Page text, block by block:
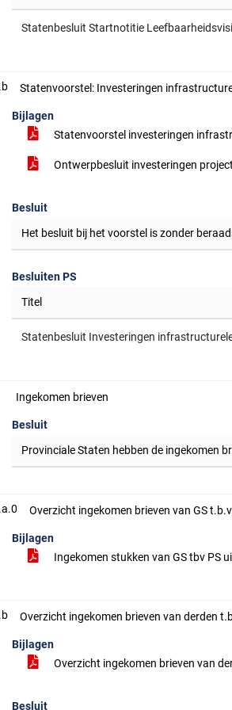
Statenbesluit Startnotitie
Statenvoorstel: Investeringen
Bijlagen
Statenvoorstel investeringen
Ontwerpbesluit investeringen
Besluit
Het besluit bij het voorstel is zonder
Besluiten PS
Titel
Statenbesluit Investeringen
Ingekomen brieven
Besluit
Provinciale Staten hebben de ingekomen
Overzicht ingekomen brieven van GS
Bijlagen
Ingekomen stukken van GS tbv PS
Overzicht ingekomen brieven van derden
Bijlagen
Overzicht ingekomen brieven van
Besluit